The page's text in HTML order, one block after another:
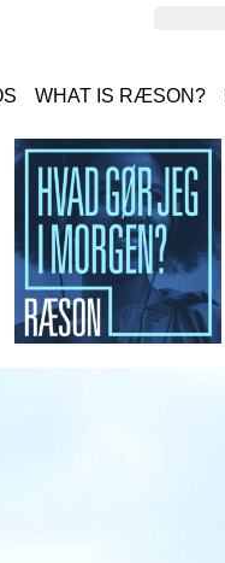
WHAT IS RÆSON?